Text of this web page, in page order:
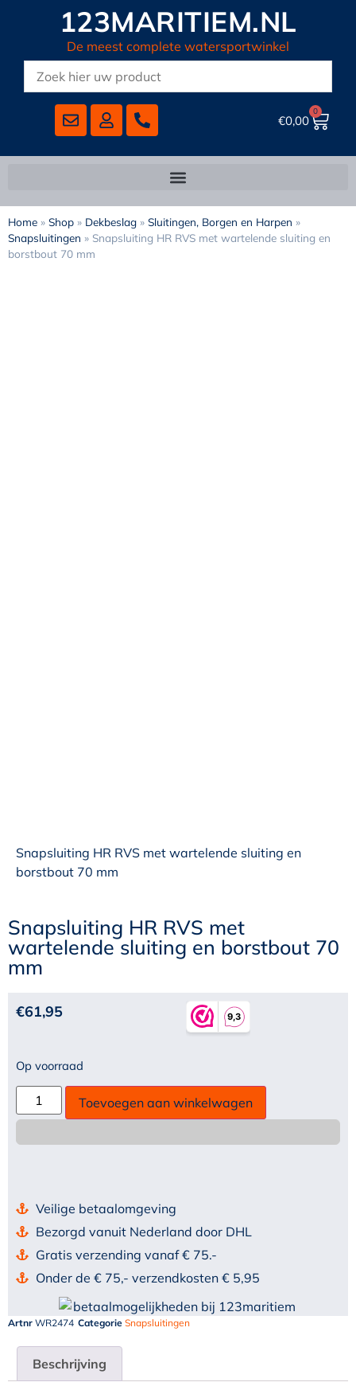
123MARITIEM.NL
De meest complete watersportwinkel
€0,00
0
Home » Shop » Dekbeslag » Sluitingen, Borgen en Harpen »
Snapsluitingen » Snapsluiting HR RVS met wartelende sluiting en
borstbout 70 mm
Snapsluiting HR RVS met wartelende sluiting en
borstbout 70 mm
Snapsluiting HR RVS met
wartelende sluiting en borstbout 70
mm
€61,95
Op voorraad
Toevoegen aan winkelwagen
Veilige betaalomgeving
Bezorgd vanuit Nederland door DHL
Gratis verzending vanaf € 75.-
Onder de € 75,- verzendkosten € 5,95
Artnr WR2474 Categorie Snapsluitingen
Beschrijving